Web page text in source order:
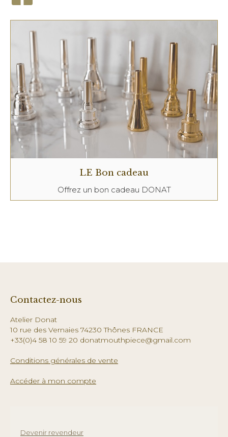
LE Bon cadeau
Offrez un bon cadeau DONAT
Contactez-nous
Atelier Donat
10 rue des Vernaies 74230 Thônes FRANCE
+33(0)4 58 10 59 20 donatmouthpiece@gmail.com
Conditions générales de vente
Accéder à mon compte
Devenir revendeur